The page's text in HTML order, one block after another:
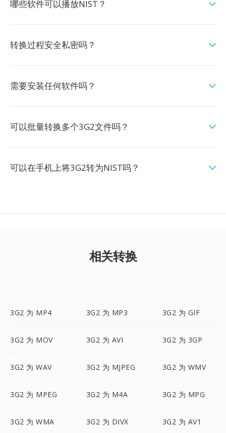
哪些软件可以播放NIST？
转换过程安全私密吗？
需要安装任何软件吗？
可以批量转换多个3G2文件吗？
可以在手机上将3G2转为NIST吗？
相关转换
3G2 为 MP4 3G2 为 MP3 3G2 为 GIF
3G2 为 MOV 3G2 为 AVI 3G2 为 3GP
3G2 为 WAV 3G2 为 MJPEG 3G2 为 WMV
3G2 为 MPEG 3G2 为 M4A 3G2 为 MPG
3G2 为 WMA 3G2 为 DIVX 3G2 为 AV1